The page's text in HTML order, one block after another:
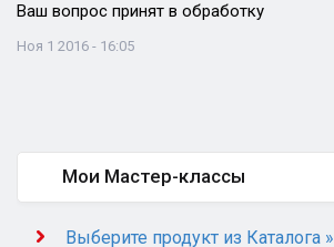
Ваш вопрос принят в обработку
Ноя 1 2016 - 16:05
Мои Мастер-классы
Выберите продукт из Каталога »